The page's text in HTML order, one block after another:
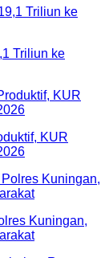
Triliun ke
KUR
Kuningan,